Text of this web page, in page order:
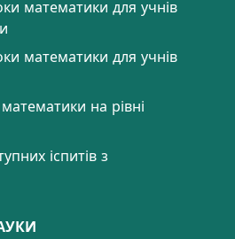
математики для учнів
математики для учнів
на рівні
іспитів з